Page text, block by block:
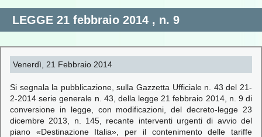
LEGGE 21 febbraio 2014 , n. 9
Venerdì, 21 Febbraio 2014
Si segnala la pubblicazione, sulla Gazzetta Ufficiale n. 43 del 21-
2-2014 serie generale n. 43, della legge 21 febbraio 2014, n. 9 di
conversione in legge, con modificazioni, del decreto-legge 23
dicembre 2013, n. 145, recante interventi urgenti di avvio del
piano «Destinazione Italia», per il contenimento delle tariffe